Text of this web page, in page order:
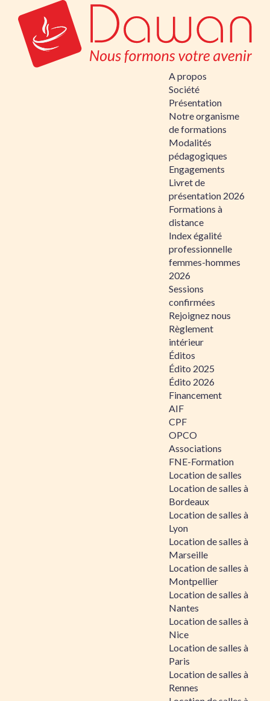
A propos
Société
Présentation
Notre organisme
de formations
Modalités
pédagogiques
Engagements
Livret de
présentation 2026
Formations à
distance
Index égalité
professionnelle
femmes-hommes
2026
Sessions
confirmées
Rejoignez nous
Règlement
intérieur
Éditos
Édito 2025
Édito 2026
Financement
AIF
CPF
OPCO
Associations
FNE-Formation
Location de salles
Location de salles à
Bordeaux
Location de salles à
Lyon
Location de salles à
Marseille
Location de salles à
Montpellier
Location de salles à
Nantes
Location de salles à
Nice
Location de salles à
Paris
Location de salles à
Rennes